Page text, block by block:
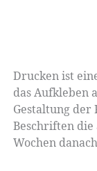
Drucken ist
das Aufkleben
Gestaltung der
Beschriften die
Wochen